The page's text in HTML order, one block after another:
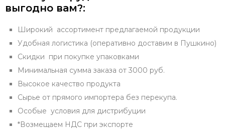
выгодно вам?:
Широкий ассортимент предлагаемой продукции
Удобная логистика (оперативно доставим в Пушкино)
Скидки при покупке упаковками
Минимальная сумма заказа от 3000 руб.
Высокое качество продукта
Сырье от прямого импортера без перекупа.
Особые условия для дистрибуции
*Возмещаем НДС при экспорте